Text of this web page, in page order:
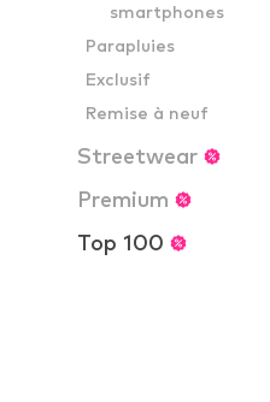
smartphones
Parapluies
Exclusif
Remise à neuf
Streetwear
Premium
Top 100